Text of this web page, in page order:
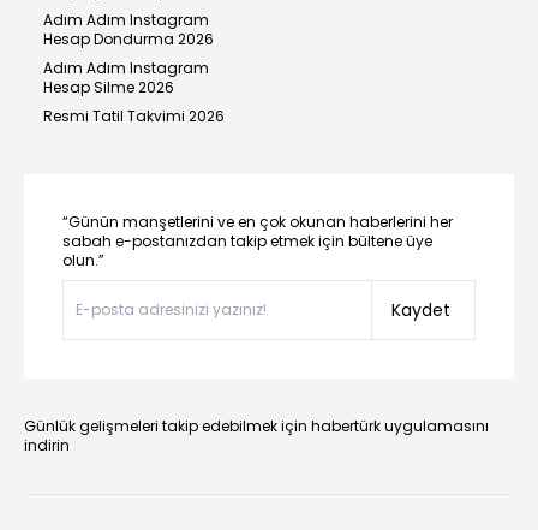
Adım Adım Instagram
Hesap Dondurma 2026
Adım Adım Instagram
Hesap Silme 2026
Resmi Tatil Takvimi 2026
“Günün manşetlerini ve en çok okunan haberlerini her
sabah e-postanızdan takip etmek için bültene üye
olun.”
Kaydet
Günlük gelişmeleri takip edebilmek için habertürk uygulamasını
indirin